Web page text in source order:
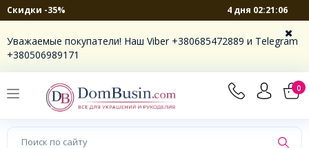
Скидки -35% 4 дня 02:21:05
Уважаемые покупатели! Наш Viber +380685472889 и Telegram
+380506989171
0
×